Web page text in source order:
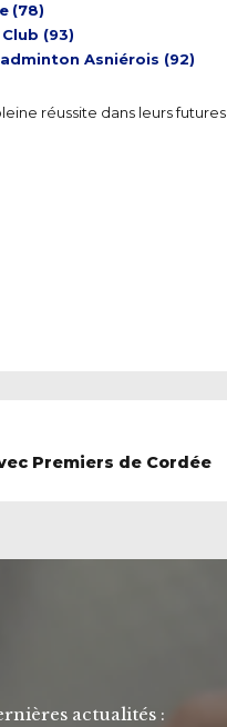
(78)
(93)
Asniérois (92)
réussite dans leurs futures
Premiers de Cordée
actualités :